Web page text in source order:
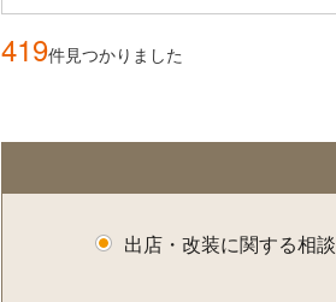
419件見つかりました
出店・改装に関する相談